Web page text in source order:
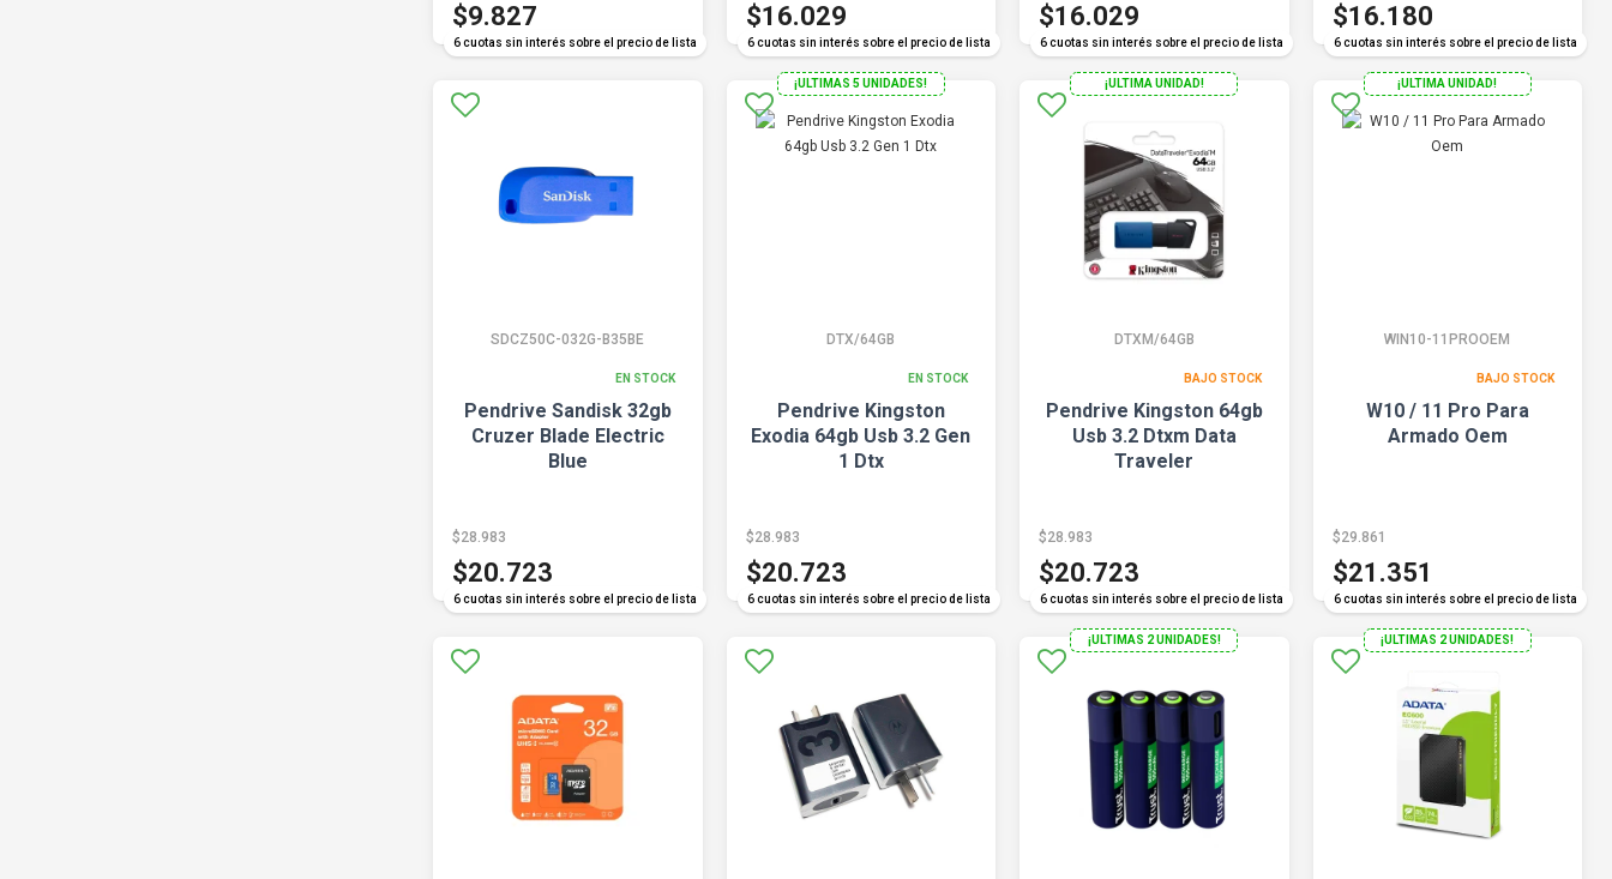
6 cuotas sin interés sobre el precio de lista
$9.827
6 cuotas sin interés sobre el precio de lista
$16.029
6 cuotas sin interés sobre el precio de lista
$16.029
6 cuotas sin interés sobre el precio de lista
$16.180
SDCZ50C-032G-B35BE
EN STOCK
Pendrive Sandisk 32gb
Cruzer Blade Electric
Blue
6 cuotas sin interés sobre el precio de lista
$28.983
$20.723
¡ULTIMAS 5 UNIDADES!
DTX/64GB
EN STOCK
Pendrive Kingston
Exodia 64gb Usb 3.2 Gen
1 Dtx
6 cuotas sin interés sobre el precio de lista
$28.983
$20.723
¡ULTIMA UNIDAD!
DTXM/64GB
BAJO STOCK
Pendrive Kingston 64gb
Usb 3.2 Dtxm Data
Traveler
6 cuotas sin interés sobre el precio de lista
$28.983
$20.723
¡ULTIMA UNIDAD!
WIN10-11PROOEM
BAJO STOCK
W10 / 11 Pro Para
Armado Oem
6 cuotas sin interés sobre el precio de lista
$29.861
$21.351
¡ULTIMAS 2 UNIDADES! ¡ULTIMAS 2 UNIDADES!